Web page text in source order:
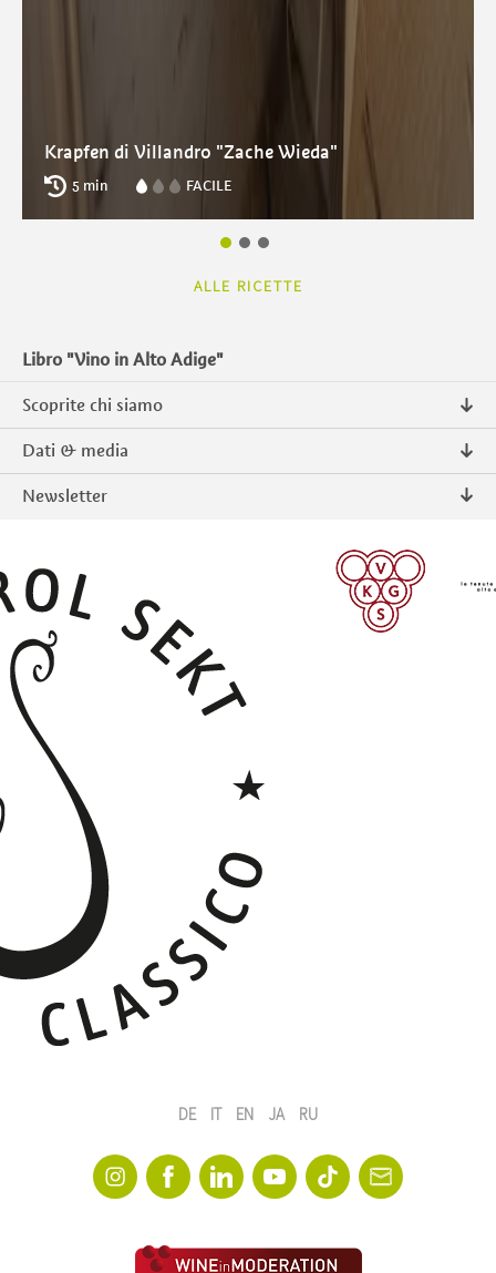
Krapfen di Villandro "Zache Wieda"
5 min FACILE
ALLE RICETTE
Libro "Vino in Alto Adige"
Scoprite chi siamo
Chi siamo
Contatto
Intranet
Dati & media
Comunicati stampa
Newsletter
DE IT EN JA RU